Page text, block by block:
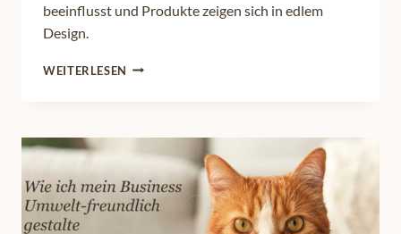
beeinflusst und Produkte zeigen sich in edlem
Design.
WEITERLESEN WEISS A
E
DLES D
ÜR D
EINE K